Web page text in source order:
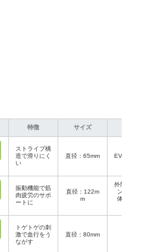
特徴 サイズ
ストライプ構
造で滑りにく
い
直径：65mm EVAフォー
振動機能で筋
肉疲労のサポ
ートに
直径：122m
m
外殻：シリ
ン樹脂、
体：ABS
トゲトゲの刺
激で血行をう
ながす
直径：80mm